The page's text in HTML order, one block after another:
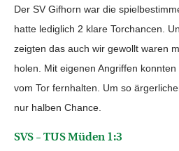
Der SV Gifhorn war die
hatte lediglich 2 klare Torchancen.
zeigten das auch wir gewollt waren
holen. Mit eigenen Angriffen
vom Tor fernhalten. Um so
nur halben Chance.
SVS – TUS Müden 1:3